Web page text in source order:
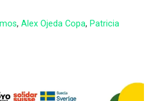
, Alex Ojeda Copa, Patricia